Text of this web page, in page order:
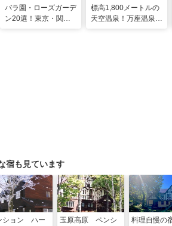
バラ園・ローズガーデ
ン20選！東京・関東
標高1,800メートルの
天空温泉！万座温泉
宿も見ています
ション ハー
玉原高原 ペンシ
料理自慢